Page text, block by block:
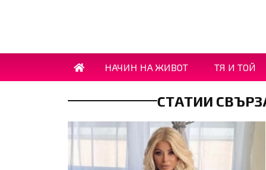
НАЧИН НА ЖИВОТ ТЯ И ТОЙ
СТАТИИ